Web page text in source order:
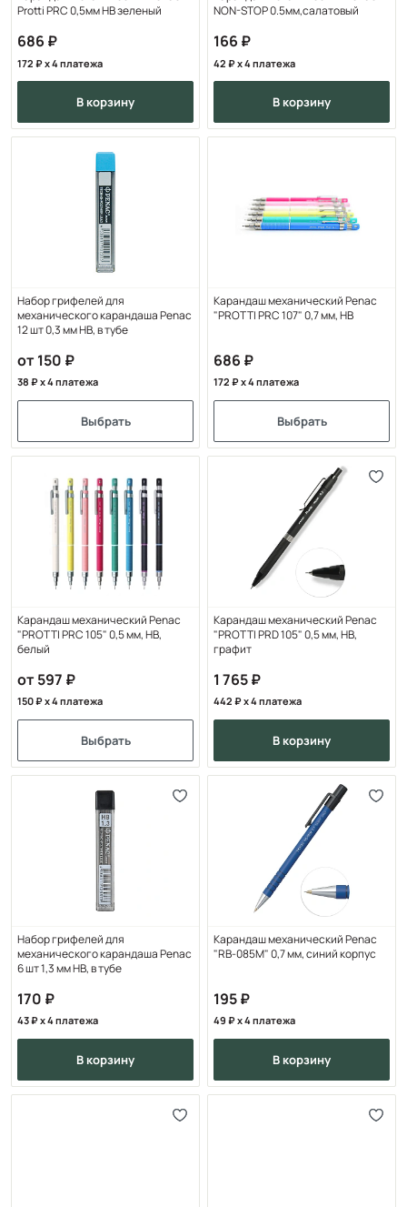
Protti PRC 0,5мм HB зеленый
686
172 x 4 платежа
в корзину
NON-STOP 0.5мм,салатовый
166
42 x 4 платежа
в корзину
Набор грифелей для
механического карандаша Penac
12 шт 0,3 мм НВ, в тубе
от 150
38 x 4 платежа
Выбрать
Карандаш механический Penac
"PROTTI PRC 107" 0,7 мм, НВ
686
172 x 4 платежа
Выбрать
Карандаш механический Penac
"PROTTI PRC 105" 0,5 мм, НВ,
белый
от 597
150 x 4 платежа
Выбрать
Карандаш механический Penac
"PROTTI PRD 105" 0,5 мм, НВ,
графит
1 765
442 x 4 платежа
в корзину
Набор грифелей для
механического карандаша Penac
6 шт 1,3 мм НВ, в тубе
170
43 x 4 платежа
в корзину
Карандаш механический Penac
"RB-085М" 0,7 мм, синий корпус
195
49 x 4 платежа
в корзину